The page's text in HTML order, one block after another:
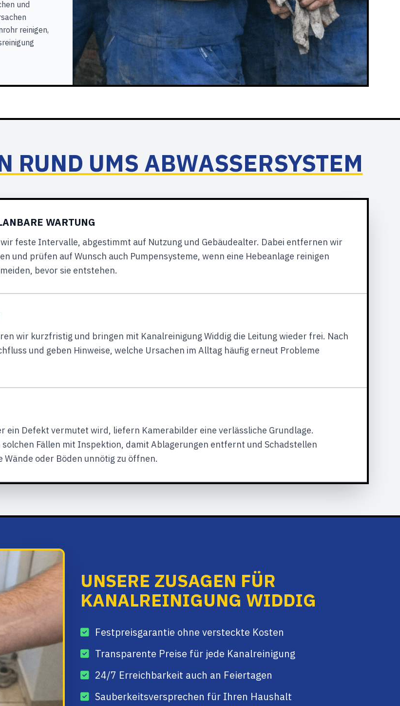
und
reinigen,
RUND UMS ABWASSERSYSTEM
WARTUNG
feste Intervalle, abgestimmt auf Nutzung und Gebäudealter. Dabei entfernen wir
und prüfen auf Wunsch auch Pumpensysteme, wenn eine Hebeanlage reinigen
bevor sie entstehen.
wir kurzfristig und bringen mit Kanalreinigung Widdig die Leitung wieder frei. Nach
und geben Hinweise, welche Ursachen im Alltag häufig erneut Probleme
ein Defekt vermutet wird, liefern Kamerabilder eine verlässliche Grundlage.
Fällen mit Inspektion, damit Ablagerungen entfernt und Schadstellen
oder Böden unnötig zu öffnen.
UNSERE ZUSAGEN FÜR
KANALREINIGUNG WIDDIG
Festpreisgarantie ohne versteckte Kosten
Transparente Preise für jede Kanalreinigung
24/7 Erreichbarkeit auch an Feiertagen
Sauberkeitsversprechen für Ihren Haushalt